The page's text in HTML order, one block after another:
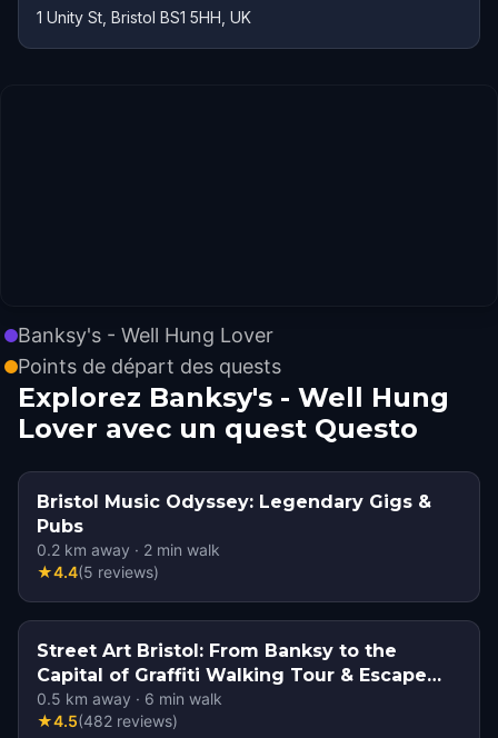
1 Unity St, Bristol BS1 5HH, UK
Banksy's - Well Hung Lover
Points de départ des quests
Explorez Banksy's - Well Hung
Lover avec un quest Questo
Bristol Music Odyssey: Legendary Gigs &
Pubs
0.2 km away · 2 min walk
★4.4(5 reviews)
Street Art Bristol: From Banksy to the
Capital of Graffiti Walking Tour & Escape
Game
0.5 km away · 6 min walk
★4.5(482 reviews)